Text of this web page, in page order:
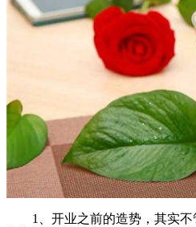
1、开业之前的造势，其实不